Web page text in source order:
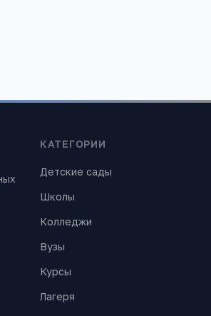
КАТЕГОРИИ
Детские сады
Школы
Колледжи
Вузы
Курсы
Лагеря